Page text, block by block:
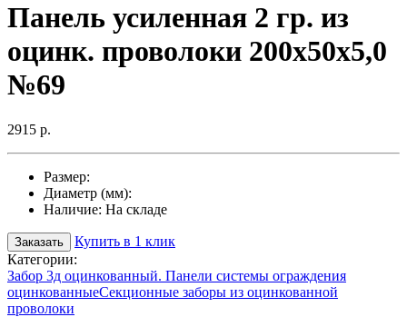
Панель усиленная 2 гр. из
оцинк. проволоки 200х50х5,0
№69
2915 р.
Размер:
Диаметр (мм):
Наличие: На складе
Заказать
Купить в 1 клик
Категории:
Забор 3д оцинкованный. Панели системы ограждения
оцинкованныеСекционные заборы из оцинкованной
проволоки